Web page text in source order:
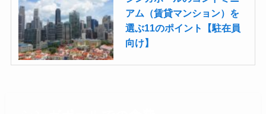
アム（賃貸マンション）を
選ぶ11のポイント【駐在員
向け】